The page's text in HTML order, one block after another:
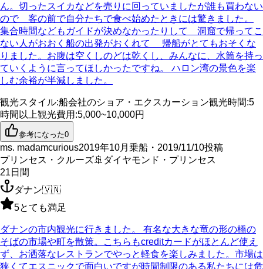
ん。切ったスイカなどを売りに回っていましたが誰も買わない
ので 客の前で自分たちで食べ始めたときには驚きました。
集合時間などもガイドが決めなかったりして 洞窟で帰ってこ
ない人がおおく船の出発がおくれて 帰船がとてもおそくな
りました。お腹は空くしのどは乾くし、みんなに、水筒を持っ
ていくように言ってほしかったですね。 ハロン湾の景色を楽
しむ余裕が半減しました。
観光スタイル:船会社のショア・エクスカーション観光時間:5
時間以上観光費用 :5,000~10,000円
参考になった0
ms. madamcurious2019年10月乗船・2019/11/10投稿
プリンセス・クルーズ🚢 ダイヤモンド・プリンセス
21 日間
ダナン🇻🇳
5とても満足
ダナンの市内観光に行きました。 有名な大きな竜の形の橋の
そばの市場や町を散策。こちらもcreditカードがほとんど使え
ず、お洒落なレストランでやっと軽食を楽しみました。市場は
狭くてエスニックで面白いですが時間制限のある私たちには危